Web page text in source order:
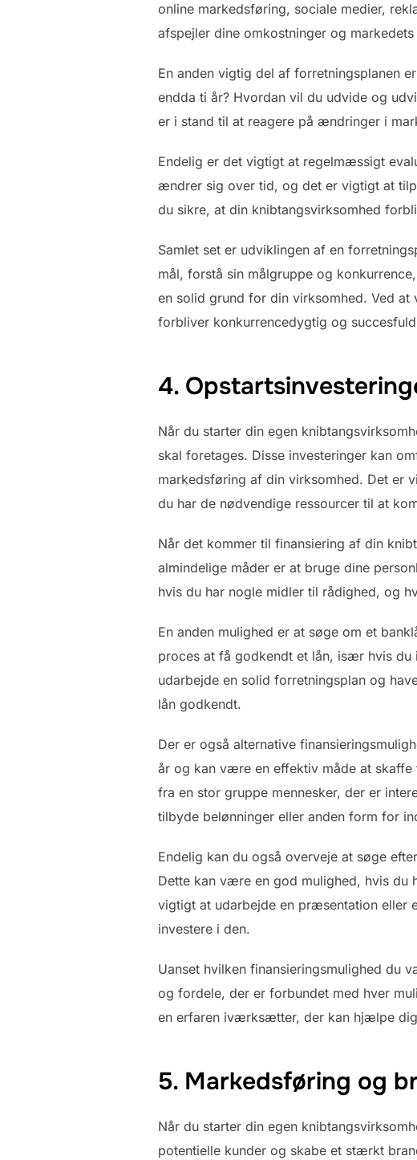
online markedsføring, sociale medier,
afspejler dine omkostninger og
En anden vigtig del af forretningsplanen
endda ti år? Hvordan vil du udvide og
er i stand til at reagere på ændringer i
Endelig er det vigtigt at regelmæssigt
ændrer sig over tid, og det er vigtigt at
du sikre, at din knibtangsvirksomhed
Samlet set er udviklingen af en
mål, forstå sin målgruppe og
en solid grund for din virksomhed. Ved
forbliver konkurrencedygtig og
4.
Når du starter din egen
skal foretages. Disse investeringer kan
markedsføring af din virksomhed. Det er
du har de nødvendige ressourcer til at
Når det kommer til finansiering af din
almindelige måder er at bruge dine
hvis du har nogle midler til rådighed, og
En anden mulighed er at søge om et
proces at få godkendt et lån, især hvis
udarbejde en solid forretningsplan og
lån godkendt.
Der er også alternative
år og kan være en effektiv måde at
fra en stor gruppe mennesker, der er
tilbyde belønninger eller anden form for
Endelig kan du også overveje at søge
Dette kan være en god mulighed, hvis
vigtigt at udarbejde en præsentation eller
investere i den.
Uanset hvilken finansieringsmulighed du
og fordele, der er forbundet med hver
en erfaren iværksætter, der kan hjælpe
5. Markedsføring og
Når du starter din egen
potentielle kunder og skabe et stærkt